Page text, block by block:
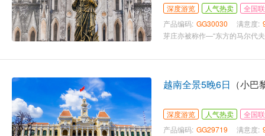
深度游览 人气热卖
全国
产品编码: GG30030 满意度:
越南全景5晚6日 （小
深度游览 人气热卖
全国
产品编码: GG29719 满意度: